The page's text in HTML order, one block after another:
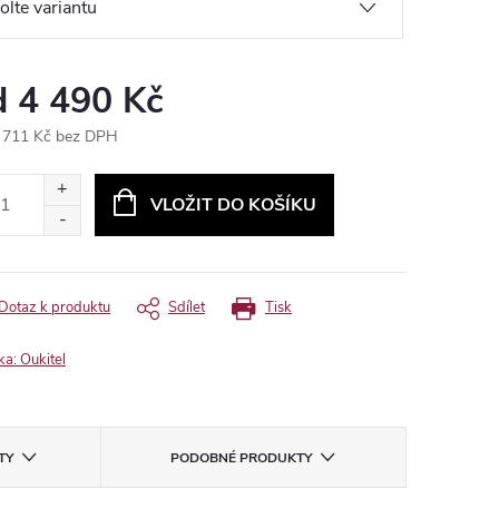
4 490 Kč
Kč bez DPH
VLOŽIT DO KOŠÍKU
Tisk
Dotaz k produktu Sdílet
Oukitel
PODOBNÉ PRODUKTY